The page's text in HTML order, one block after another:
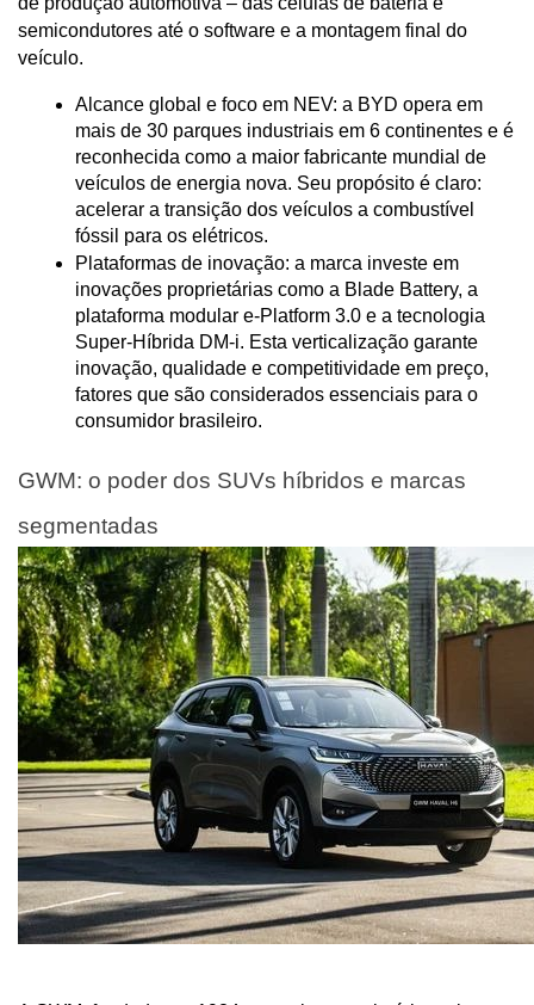
semicondutores até o software e a montagem final do
veículo.
Alcance global e foco em NEV: a BYD opera em
mais de 30 parques industriais em 6 continentes e é
reconhecida como a maior fabricante mundial de
veículos de energia nova. Seu propósito é claro:
acelerar a transição dos veículos a combustível
fóssil para os elétricos.
Plataformas de inovação: a marca investe em
inovações proprietárias como a Blade Battery, a
plataforma modular e-Platform 3.0 e a tecnologia
Super-Híbrida DM-i. Esta verticalização garante
inovação, qualidade e competitividade em preço,
fatores que são considerados essenciais para o
consumidor brasileiro.
GWM: o poder dos SUVs híbridos e marcas
segmentadas